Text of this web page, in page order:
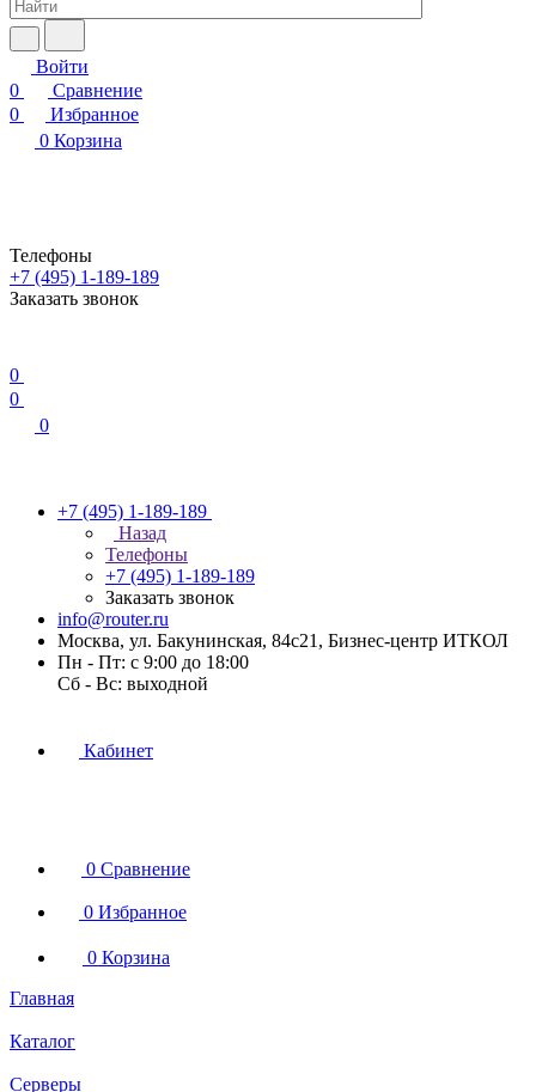
Войти
0
Сравнение
0
Избранное
0 Корзина
Телефоны
+7 (495) 1-189-189
Заказать звонок
0
0
0
+7 (495) 1-189-189
Назад
Телефоны
+7 (495) 1-189-189
Заказать звонок
info@router.ru
Москва, ул. Бакунинская, 84с21, Бизнес-центр ИТКОЛ
Пн - Пт: с 9:00 до 18:00
Cб - Вс: выходной
Кабинет
0 Сравнение
0 Избранное
0 Корзина
Главная
Каталог
Серверы